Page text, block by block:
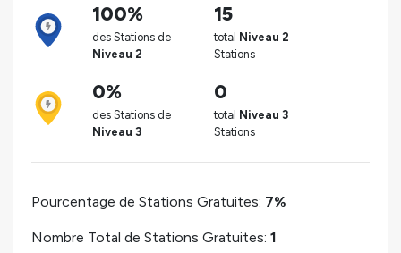
100%
des Stations de
Niveau 2
15
total Niveau 2
Stations
0%
des Stations de
Niveau 3
0
total Niveau 3
Stations
Pourcentage de Stations Gratuites: 7%
Nombre Total de Stations Gratuites: 1